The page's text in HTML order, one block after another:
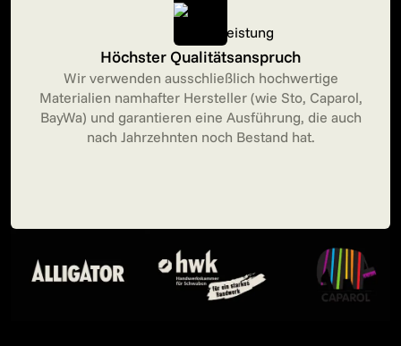
Höchster Qualitätsanspruch
Wir verwenden ausschließlich hochwertige
Materialien namhafter Hersteller (wie Sto, Caparol,
BayWa) und garantieren eine Ausführung, die auch
nach Jahrzehnten noch Bestand hat.